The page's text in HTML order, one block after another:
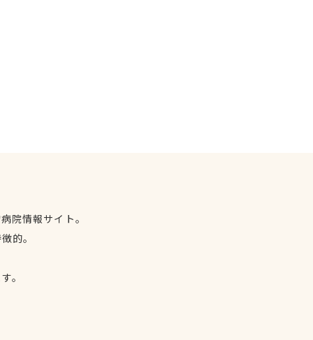
院情報サイト。
的。
。